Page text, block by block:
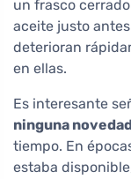
un frasco
aceite justo
deterioran
en ellas.
Es interesante
ninguna
tiempo. En
estaba